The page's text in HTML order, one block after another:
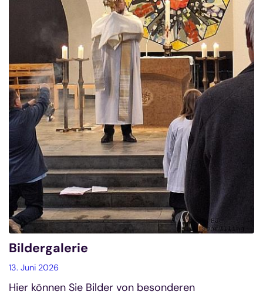
Bildergalerie
13. Juni 2026
Hier können Sie Bilder von besonderen